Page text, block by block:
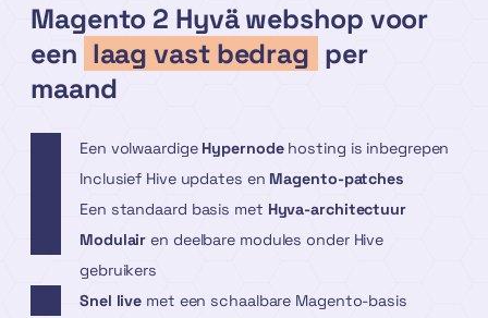
Magento 2 Hyvä webshop voor
een laag vast bedrag per
maand
Een volwaardige Hypernode hosting is inbegrepen
Inclusief Hive updates en Magento-patches
Een standaard basis met Hyva-architectuur
Modulairen deelbare modules onder Hive
gebruikers
Snel live met een schaalbare Magento-basis